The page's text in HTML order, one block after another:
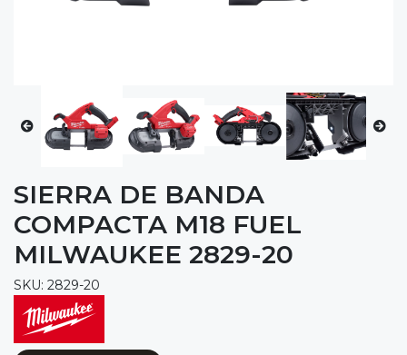
SIERRA DE BANDA
COMPACTA M18 FUEL
MILWAUKEE 2829-20
SKU: 2829-20